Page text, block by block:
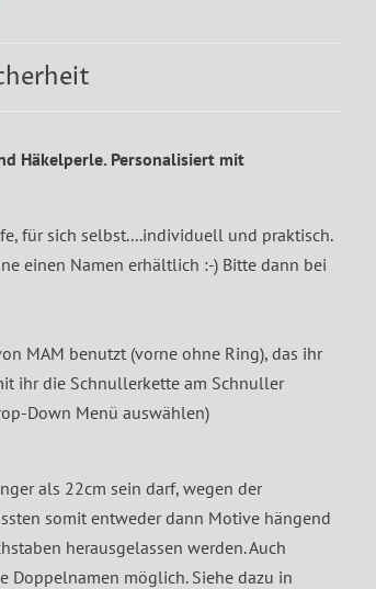
Häkelperle. Personalisiert mit
für sich selbst....individuell und praktisch.
einen Namen erhältlich :-) Bitte dann bei
MAM benutzt (vorne ohne Ring), das ihr
ihr die Schnullerkette am Schnuller
Down Menü auswählen)
als 22cm sein darf, wegen der
somit entweder dann Motive hängend
herausgelassen werden. Auch
Doppelnamen möglich. Siehe dazu in